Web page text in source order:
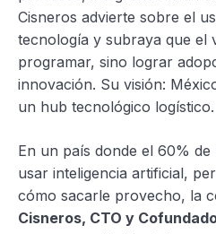
Cisneros advierte sobre el
tecnología y subraya que el
programar, sino lograr
innovación. Su visión:
un hub tecnológico logístico.
En un país donde el 60%
usar inteligencia artificial,
cómo sacarle provecho, la
Cisneros, CTO y